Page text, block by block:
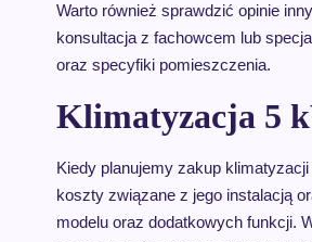
Warto również sprawdzić opinie
konsultacja z fachowcem lub
oraz specyfiki pomieszczenia.
Klimatyzacja 5
Kiedy planujemy zakup
koszty związane z jego instalacją
modelu oraz dodatkowych funkcji.